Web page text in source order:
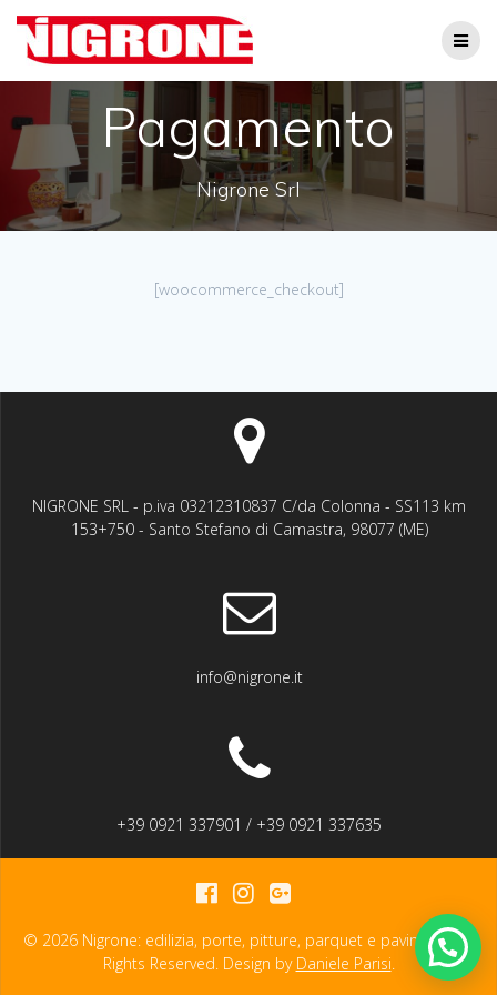
al
contenuto
Pagamento
Nigrone Srl
[woocommerce_checkout]
NIGRONE SRL - p.iva 03212310837 C/da Colonna - SS113 km
153+750 - Santo Stefano di Camastra, 98077 (ME)
info@nigrone.it
+39 0921 337901 / +39 0921 337635
© 2026 Nigrone: edilizia, porte, pitture, parquet e pavimenti. All
Rights Reserved. Design by Daniele Parisi.